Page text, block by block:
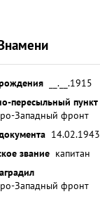
__.__.1915
пересыльный пункт
Западный фронт
14.02.1943
звание капитан
Западный фронт